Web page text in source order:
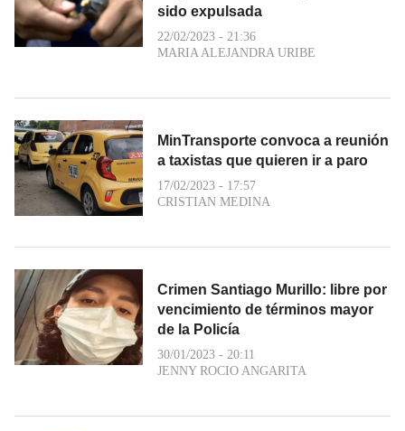
sido expulsada
22/02/2023 - 21:36
MARIA ALEJANDRA URIBE
MinTransporte convoca a reunión
a taxistas que quieren ir a paro
17/02/2023 - 17:57
CRISTIAN MEDINA
Crimen Santiago Murillo: libre por
vencimiento de términos mayor
de la Policía
30/01/2023 - 20:11
JENNY ROCIO ANGARITA